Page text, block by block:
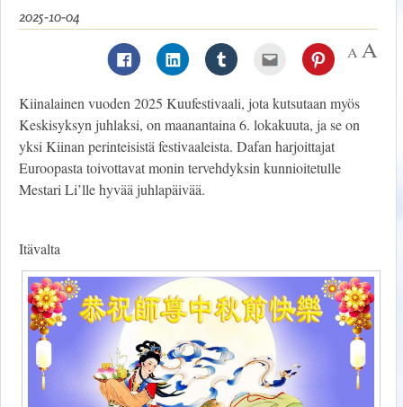
2025-10-04
Kiinalainen vuoden 2025 Kuufestivaali, jota kutsutaan myös
Keskisyksyn juhlaksi, on maanantaina 6. lokakuuta, ja se on
yksi Kiinan perinteisistä festivaaleista. Dafan harjoittajat
Euroopasta toivottavat monin tervehdyksin kunnioitetulle
Mestari Li’lle hyvää juhlapäivää.
Itävalta